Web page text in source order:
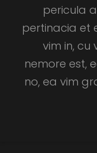
pericula
pertinacia et
vim in, cu
nemore est,
no, ea vim